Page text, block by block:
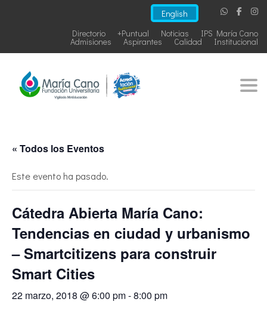
English
IPS María Cano
Noticias
+Puntual
Directorio
Institucional
Calidad
Aspirantes
Admisiones
« Todos los Eventos
Este evento ha pasado.
Cátedra Abierta María Cano:
Tendencias en ciudad y urbanismo
– Smartcitizens para construir
Smart Cities
22 marzo, 2018 @ 6:00 pm-8:00 pm